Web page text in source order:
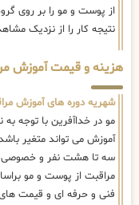
از پوست و مو را بر روی
نتیجه کار را از نزدیک
هزینه و قیمت آموزش
شهریه دوره های آموزش
مو در خداآفرین با توجه
آموزش می تواند متغیر
سه تا هشت نفر و خصوصی
مراقبت از پوست و مو
فنی و حرفه ای و قیمت های